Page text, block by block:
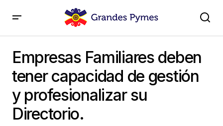
gestión y profesionalizar su Directorio.
Empresas Familiares deben
tener capacidad de gestión
y profesionalizar su
Directorio.